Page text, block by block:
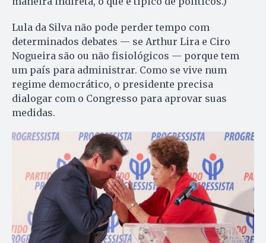
Lula da Silva não pode perder tempo com
determinados debates — se Arthur Lira e Ciro
Nogueira são ou não fisiológicos — porque tem
um país para administrar. Como se vive num
regime democrático, o presidente precisa
dialogar com o Congresso para aprovar suas
medidas.